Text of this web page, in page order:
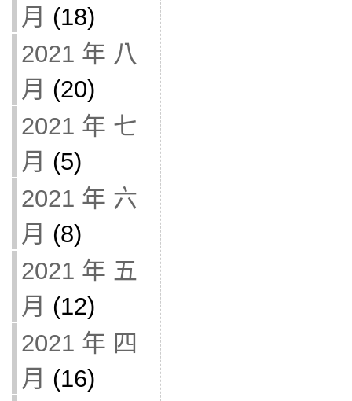
月 (18)
2021 年 八
月 (20)
2021 年 七
月 (5)
2021 年 六
月 (8)
2021 年 五
月 (12)
2021 年 四
月 (16)